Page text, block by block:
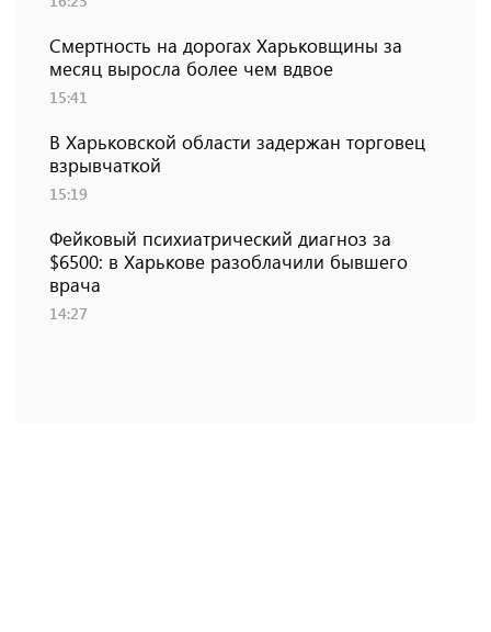
Смертность на дорогах Харьковщины за
месяц выросла более чем вдвое
15:41
В Харьковской области задержан торговец
взрывчаткой
15:19
Фейковый психиатрический диагноз за
$6500: в Харькове разоблачили бывшего
врача
14:27